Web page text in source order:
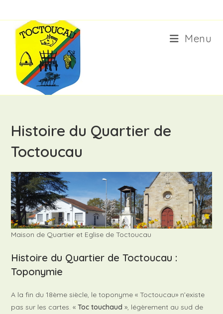
to
content
Menu
Histoire du Quartier de
Toctoucau
Maison de Quartier et Eglise de Toctoucau
Histoire du Quartier de Toctoucau :
Toponymie
A la fin du 18ème siècle, le toponyme « Toctoucau» n’existe
pas sur les cartes. «Toc touchaud », légèrement au sud de